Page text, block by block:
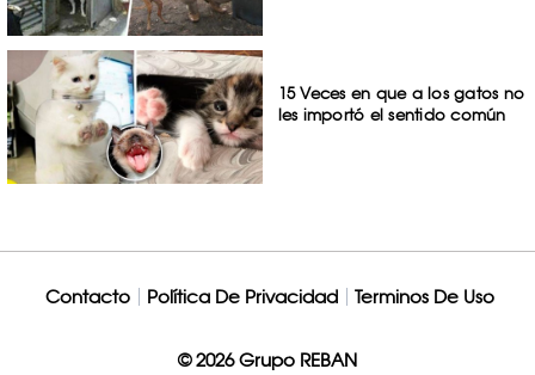
15 Veces en que a los gatos no
les importó el sentido común
Contacto Política De Privacidad Terminos De Uso
© 2026 Grupo REBAN